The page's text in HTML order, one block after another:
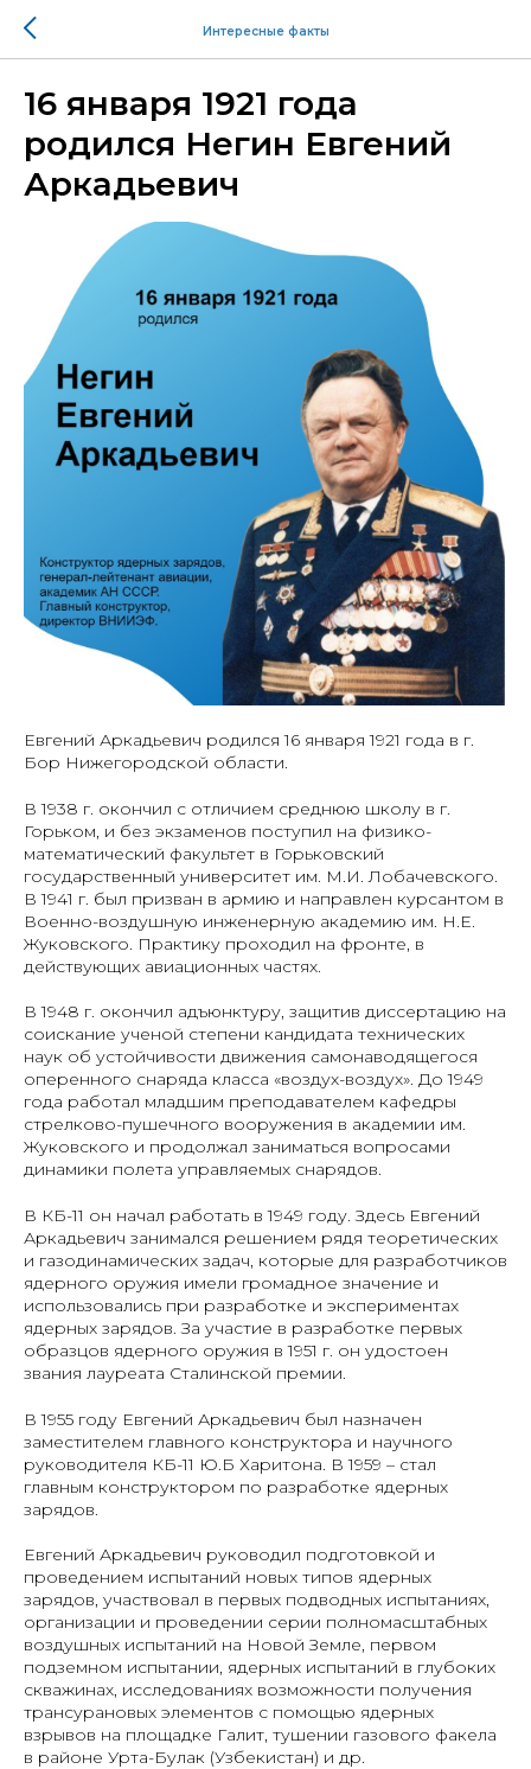
Интересные факты
16 января 1921 года
родился Негин Евгений
Аркадьевич
Евгений Аркадьевич родился 16 января 1921 года в г.
Бор Нижегородской области.
В 1938 г. окончил с отличием среднюю школу в г.
Горьком, и без экзаменов поступил на физико-
математический факультет в Горьковский
государственный университет им. М.И. Лобачевского.
В 1941 г. был призван в армию и направлен курсантом в
Военно-воздушную инженерную академию им. Н.Е.
Жуковского. Практику проходил на фронте, в
действующих авиационных частях.
В 1948 г. окончил адъюнктуру, защитив диссертацию на
соискание ученой степени кандидата технических
наук об устойчивости движения самонаводящегося
оперенного снаряда класса «воздух-воздух». До 1949
года работал младшим преподавателем кафедры
стрелково-пушечного вооружения в академии им.
Жуковского и продолжал заниматься вопросами
динамики полета управляемых снарядов.
В КБ-11 он начал работать в 1949 году. Здесь Евгений
Аркадьевич занимался решением рядя теоретических
и газодинамических задач, которые для разработчиков
ядерного оружия имели громадное значение и
использовались при разработке и экспериментах
ядерных зарядов. За участие в разработке первых
образцов ядерного оружия в 1951 г. он удостоен
звания лауреата Сталинской премии.
В 1955 году Евгений Аркадьевич был назначен
заместителем главного конструктора и научного
руководителя КБ-11 Ю.Б Харитона. В 1959 – стал
главным конструктором по разработке ядерных
зарядов.
Евгений Аркадьевич руководил подготовкой и
проведением испытаний новых типов ядерных
зарядов, участвовал в первых подводных испытаниях,
организации и проведении серии полномасштабных
воздушных испытаний на Новой Земле, первом
подземном испытании, ядерных испытаний в глубоких
скважинах, исследованиях возможности получения
трансурановых элементов с помощью ядерных
взрывов на площадке Галит, тушении газового факела
в районе Урта-Булак (Узбекистан) и др.